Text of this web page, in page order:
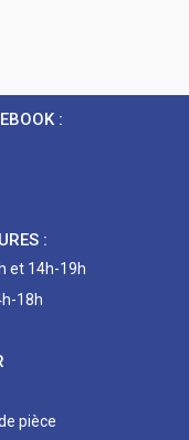
:
:
et 14h-19h
18h
pièce